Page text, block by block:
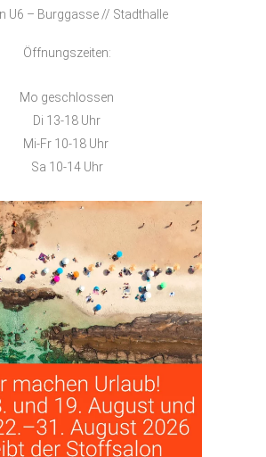
U6 – Burggasse // Stadthalle
Öffnungszeiten:
Mo geschlossen
Di 13-18 Uhr
Mi-Fr 10-18 Uhr
Sa 10-14 Uhr